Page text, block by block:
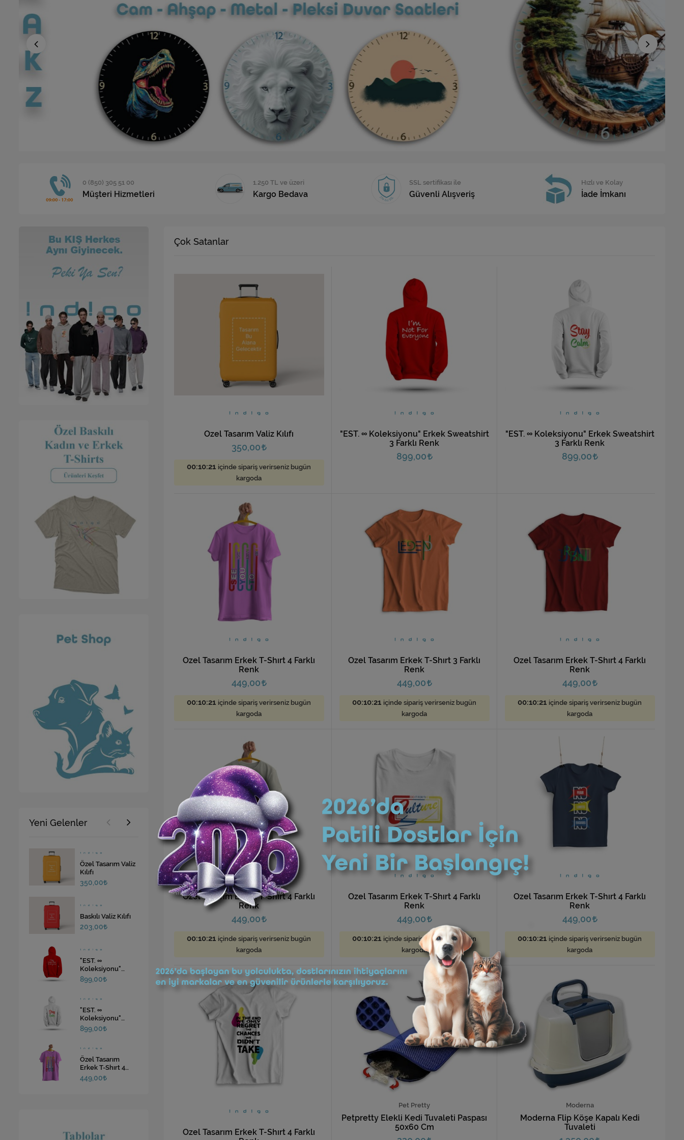
0 (850) 305 51 00
Müşteri Hizmetleri
1.250 TL ve üzeri
Kargo Bedava
SSL sertifikası ile
Güvenli Alışveriş
Hızlı ve Kolay
İade İmkanı
Çok Satanlar
Özel Tasarım Valiz Kılıfı
350,00
00:10:19 içinde sipariş verirseniz bugün
kargoda
"EST. ∞ Koleksiyonu" Erkek Sweatshirt
3 Farklı Renk
899,00
"EST. ∞ Koleksiyonu" Erkek Sweatshirt
3 Farklı Renk
899,00
Özel Tasarım Erkek T-Shırt 4 Farklı
Renk
449,00
00:10:19 içinde sipariş verirseniz bugün
kargoda
Özel Tasarım Erkek T-Shırt 3 Farklı
Renk
449,00
00:10:19 içinde sipariş verirseniz bugün
kargoda
Özel Tasarım Erkek T-Shırt 4 Farklı
Renk
449,00
00:10:19 içinde sipariş verirseniz bugün
kargoda
Özel Tasarım Erkek T-Shırt 4 Farklı
Renk
449,00
00:10:19 içinde sipariş verirseniz bugün
kargoda
Özel Tasarım Erkek T-Shırt 4 Farklı
Renk
449,00
00:10:19 içinde sipariş verirseniz bugün
kargoda
Özel Tasarım Erkek T-Shırt 4 Farklı
Renk
449,00
00:10:19 içinde sipariş verirseniz bugün
kargoda
Özel Tasarım Erkek T-Shırt 4 Farklı
Pet Pretty
Petpretty Elekli Kedi Tuvaleti Paspası
50x60 Cm
Moderna
Moderna Flip Köşe Kapalı Kedi
Tuvaleti
Yeni Gelenler
Özel Tasarım Valiz
Kılıfı
350,00
Baskılı Valiz Kılıfı
203,00
"EST. ∞
Koleksiyonu"
Erkek Sweatshirt 3
Farklı Renk
899,00
"EST. ∞
Koleksiyonu"
Erkek Sweatshirt 3
Farklı Renk
899,00
Özel Tasarım
Erkek T-Shırt 4
Farklı Renk
449,00